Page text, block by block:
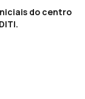
do centro